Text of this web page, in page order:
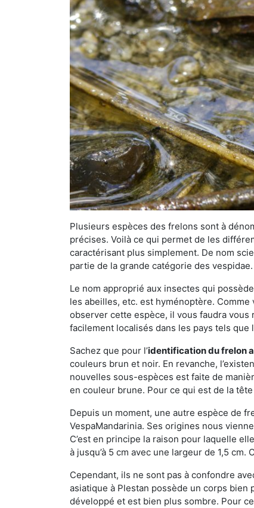
Plusieurs espèces des frelons sont à
précises. Voilà ce qui permet de les
caractérisant plus simplement. De nom
partie de la grande catégorie des vespidae.
Le nom approprié aux insectes qui
les abeilles, etc. est hyménoptère.
observer cette espèce, il vous faudra
facilement localisés dans les pays tels que
Sachez que pour l’identification du frelon
couleurs brun et noir. En revanche,
nouvelles sous-espèces est faite de
en couleur brune. Pour ce qui est de la
Depuis un moment, une autre espèce de
VespaMandarinia. Ses origines nous
C’est en principe la raison pour laquelle
à jusqu’à 5 cm avec une largeur de 1,5
Cependant, ils ne sont pas à confondre
asiatique à Plestan possède un corps bien
développé et est bien plus sombre. Pour